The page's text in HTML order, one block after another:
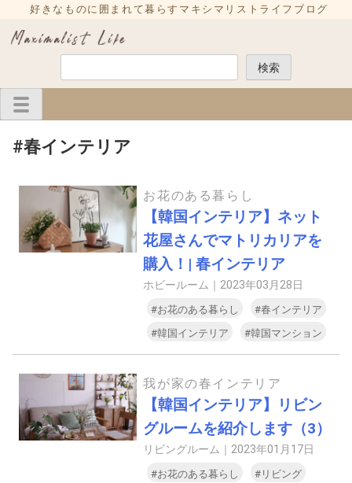
content
好きなものに囲まれて暮らすマキシマリストライフブログ
索
検索
#春インテリア
お花のある暮らし
【韓国インテリア】ネット
花屋さんでマトリカリアを
購入！| 春インテリア
ホビールーム｜2023年03月28日
#お花のある暮らし
#春インテリア
#韓国インテリア
#韓国マンション
我が家の春インテリア
【韓国インテリア】リビン
グルームを紹介します（3）
リビングルーム｜2023年01月17日
#お花のある暮らし
#リビング